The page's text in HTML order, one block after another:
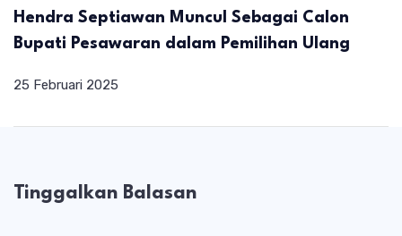
Hendra Septiawan Muncul Sebagai Calon
Bupati Pesawaran dalam Pemilihan Ulang
25 Februari 2025
Tinggalkan Balasan